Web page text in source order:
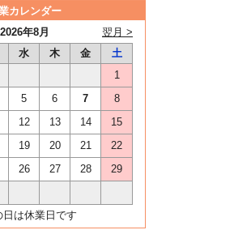
カレンダー
2026年8月
翌月 >
水 木 金
土
1
5 6 7
8
12 13 14
15
19 20 21
22
26 27 28
29
日は休業日です